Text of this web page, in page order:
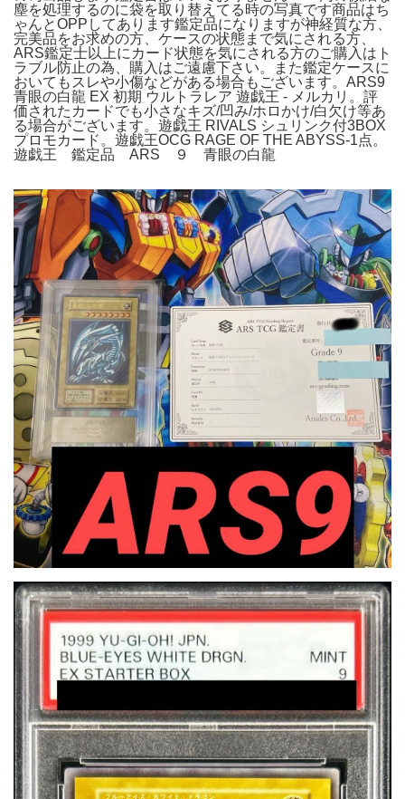
塵を処理するのに袋を取り替えてる時の写真です商品はち
ゃんとOPPしてあります鑑定品になりますが神経質な方、
完美品をお求めの方、ケースの状態まで気にされる方、
ARS鑑定士以上にカード状態を気にされる方のご購入はト
ラブル防止の為、購入はご遠慮下さい。また鑑定ケースに
おいてもスレや小傷などがある場合もございます。ARS9
青眼の白龍 EX 初期 ウルトラレア 遊戯王 - メルカリ。評
価されたカードでも小さなキズ/凹み/ホロかけ/白欠け等あ
る場合がございます。遊戯王 RIVALS シュリンク付3BOX
プロモカード。遊戯王OCG RAGE OF THE ABYSS-1点。
遊戯王 鑑定品 ARS ９ 青眼の白龍